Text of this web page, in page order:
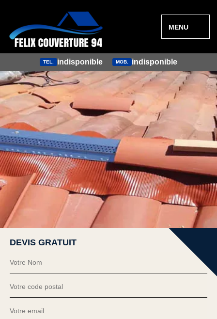
MENU
TEL. indisponible MOB. indisponible
DEVIS GRATUIT